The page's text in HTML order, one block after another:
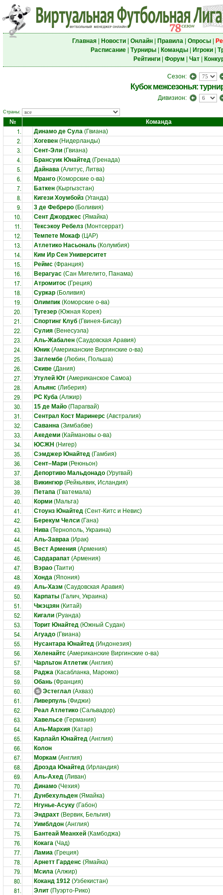
Главная| Новости| Онлайн| Правила| Опросы|
Расписание| Турниры| Команды| Игроки|
Рейтинги| Форум Чат|
Сезон:
Кубок межсезонья:
Дивизион:
Страны:
№ Команда
1. Динамо де Сула (Гвиана)
2. Хогевен (Нидерланды)
3. Сент-Эли (Гвиана)
4. Брансуик Юнайтед (Гренада)
5. Дайнава (Алитус, Литва)
6. Мранго (Коморские о-ва)
7. Баткен (Кыргызстан)
8. Кигези Хоумбойз (Уганда)
9. 3 де Фебреро (Боливия)
10. Сент Джорджес (Ямайка)
11. Тексэкоу Ребелз (Монтсеррат)
12. Темпете Мокаф (ЦАР)
13. Атлетико Насьональ (Колумбия)
14. Ким Ир Сен Университет
15. Реймс (Франция)
16. Верагуас (Сан Мигелито, Панама)
17. Атромитос (Греция)
18. Суркар (Боливия)
19. Олимпик (Коморские о-ва)
20. Тугезер (Южная Корея)
21. Спортинг Клуб (Гвинея-Бисау)
22. Сулия (Венесуэла)
23. Аль-Жабален (Саудовская Аравия)
24. Юник (Американские Виргинские о-ва)
25. Заглембе (Любин, Польша)
26. Скиве (Дания)
27. Утулей Ют (Американское Самоа)
28. Альянс (Либерия)
29. РС Куба (Алжир)
30. 15 де Майо (Парагвай)
31. Сентрал Кост Маринерс (Австралия)
32. Саванна (Зимбабве)
33. Акедеми (Каймановы о-ва)
34. ЮСЖН (Нигер)
35. Сэмджер Юнайтед (Гамбия)
36. Сент–Мари (Реюньон)
37. Депортиво Мальдонадо (Уругвай)
38. Викингюр (Рейкьявик, Исландия)
39. Петапа (Гватемала)
40. Корми (Мальта)
41. Стоунз Юнайтед (Сент-Китс и Невис)
42. Берекум Челси (Гана)
43. Нива (Тернополь, Украина)
44. Аль-Завраа (Ирак)
45. Вест Армения (Армения)
46. Сардарапат (Армения)
47. Вэрао (Таити)
48. Хонда (Япония)
49. Аль-Хазм (Саудовская Аравия)
50. Карпаты (Галич, Украина)
51. Чжэцзян (Китай)
52. Кигали (Руанда)
53. Торит Юнайтед (Южный Судан)
54. Агуадо (Гвиана)
55. Нусантара Юнайтед (Индонезия)
56. Хеленайтс (Американские Виргинские о-ва)
57. Чарльтон Атлетик (Англия)
58. Раджа (Касабланка, Марокко)
59. Обань (Франция)
60. Эстеглал (Ахваз)
61. Ливерпуль (Фиджи)
62. Реал Атлетико (Сальвадор)
63. Хавельсе (Германия)
64. Аль-Мархия (Катар)
65. Карлайл Юнайтед (Англия)
66. Колон
67. Моркам (Англия)
68. Дроэда Юнайтед (Ирландия)
69. Аль-Ахед (Ливан)
70. Динамо (Чехия)
71. Дунбехульден (Ямайка)
72. Нгунье-Асуку (Габон)
73. Эндрахт (Вервик, Бельгия)
74. Уимблдон (Англия)
75. Бантеай Меанхей (Камбоджа)
76. Кокага (Чад)
77. Ламиа (Греция)
78. Арнетт Гарденс (Ямайка)
79. Мсила (Алжир)
80. Коканд 1912 (Узбекистан)
81. Элит (Пуэрто-Рико)